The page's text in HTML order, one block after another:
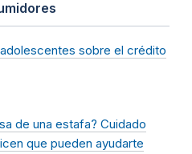
sobre el crédito
de una estafa? Cuidado
que pueden ayudarte